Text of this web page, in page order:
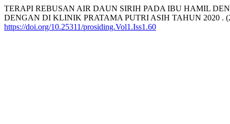
TERAPI REBUSAN AIR DAUN SIRIH PADA IBU HAMIL
DENGAN DI KLINIK PRATAMA PUTRI ASIH TAHUN 2020 .
https://doi.org/10.25311/prosiding.Vol1.Iss1.60